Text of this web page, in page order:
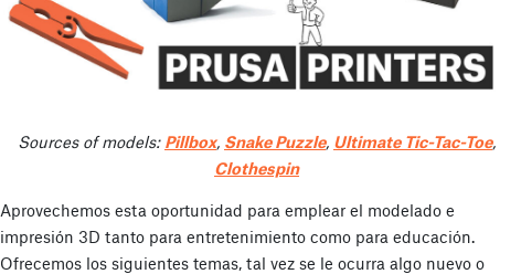
Sources of models: Pillbox, Snake Puzzle, Ultimate Tic-Tac-Toe,
Clothespin
Aprovechemos esta oportunidad para emplear el modelado e
impresión 3D tanto para entretenimiento como para educación.
Ofrecemos los siguientes temas, tal vez se le ocurra algo nuevo o